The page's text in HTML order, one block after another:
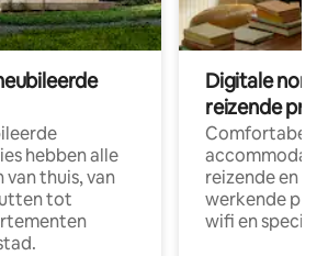
hebben alle
thuis, van
tot
Digitale
reizende
Comfortabele
reizende en
werkende
wifi en